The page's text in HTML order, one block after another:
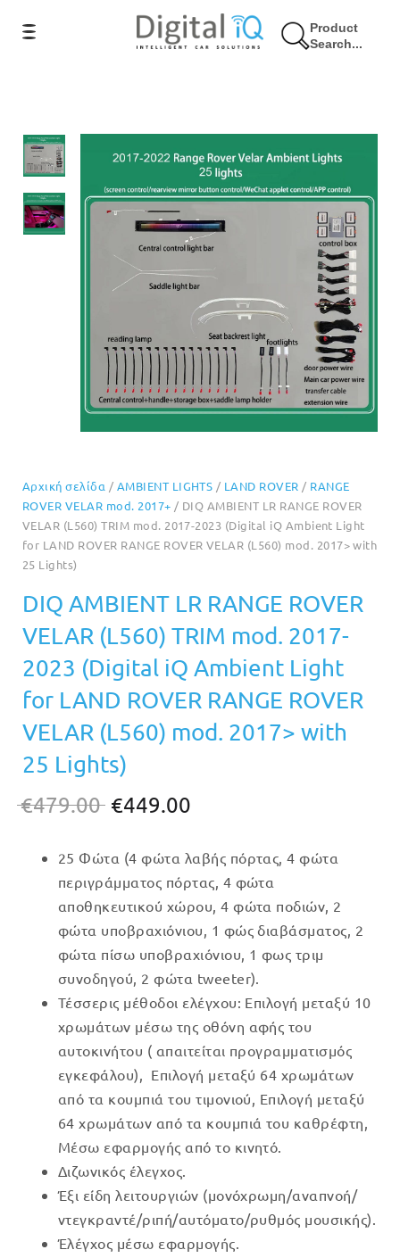
Product
Search...
6% Έκπτωση
Αρχική σελίδα / AMBIENT LIGHTS / LAND ROVER / RANGE
ROVER VELAR mod. 2017+ / DIQ AMBIENT LR RANGE ROVER
VELAR (L560) TRIM mod. 2017-2023 (Digital iQ Ambient Light
for LAND ROVER RANGE ROVER VELAR (L560) mod. 2017> with
25 Lights)
DIQ AMBIENT LR RANGE ROVER
VELAR (L560) TRIM mod. 2017-
2023 (Digital iQ Ambient Light
for LAND ROVER RANGE ROVER
VELAR (L560) mod. 2017> with
25 Lights)
€479.00 Original
was:
€479.00.
€449.00
τιμή
είναι:
€449.00.
25 Φώτα (4 φώτα λαβής πόρτας, 4 φώτα
περιγράμματος πόρτας, 4 φώτα
αποθηκευτικού χώρου, 4 φώτα ποδιών, 2
φώτα υποβραχιόνιου, 1 φώς διαβάσματος, 2
φώτα πίσω υποβραχιόνιου, 1 φως τριμ
συνοδηγού, 2 φώτα tweeter).
Τέσσερις μέθοδοι ελέγχου: Επιλογή μεταξύ 10
χρωμάτων μέσω της οθόνη αφής του
αυτοκινήτου ( απαιτείται προγραμματισμός
εγκεφάλου), Επιλογή μεταξύ 64 χρωμάτων
από τα κουμπιά του τιμονιού, Επιλογή μεταξύ
64 χρωμάτων από τα κουμπιά του καθρέφτη,
Μέσω εφαρμογής από το κινητό.
Διζωνικός έλεγχος.
Έξι είδη λειτουργιών (μονόχρωμη/αναπνοή/
ντεγκραντέ/ριπή/αυτόματο/ρυθμός μουσικής).
Έλέγχος μέσω εφαρμογής.